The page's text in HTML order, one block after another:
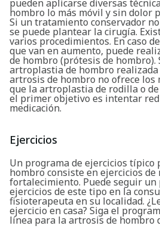
pueden aplicarse diversas
hombro lo más móvil y sin dolor
Si un tratamiento conservador
se puede plantear la cirugía.
varios procedimientos. En caso
que van en aumento, puede
de hombro (prótesis de hombro).
artroplastia de hombro
artrosis de hombro no ofrece los
que la artroplastia de rodilla o
el primer objetivo es intentar
medicación.
Ejercicios
Un programa de ejercicios típico
hombro consiste en ejercicios de
fortalecimiento. Puede seguir un
ejercicios de este tipo en la
fisioterapeuta en su localidad.
ejercicio en casa? Siga el
línea para la artrosis de hombro